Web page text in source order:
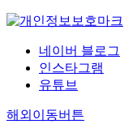
네이버 블로그
인스타그램
유튜브
해외이동버튼